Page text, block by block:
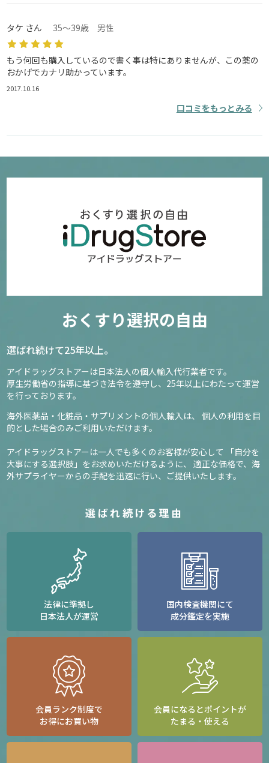
タケ さん 35～39歳 男性
もう何回も購入しているので書く事は特にありませんが、この薬の
おかげでカナリ助かっています。
2017.10.16
口コミをもっとみる
おくすり選択の自由
選ばれ続けて25年以上。
アイドラッグストアーは日本法人の個人輸入代行業者です。
厚生労働省の指導に基づき法令を遵守し、 25年以上にわたって運営
を行っております。
海外医薬品・化粧品・サプリメントの個人輸入は、 個人の利用を目
的とした場合のみご利用いただけます。
アイドラッグストアーは一人でも多くのお客様が安心して
「自分を
大事にする選択肢」をお求めいただけるように、 適正な価格で、海
外サプライヤーからの手配を迅速に行い、ご提供いたします。
選ばれ続ける理由
法律に準拠し
日本法人が運営
国内検査機関にて
成分鑑定を実施
会員ランク制度で
お得にお買い物
会員になるとポイントが
たまる・使える